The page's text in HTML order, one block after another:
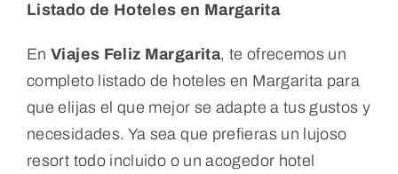
Listado de Hoteles en Margarita
EnViajes Feliz Margarita, te ofrecemos un
completo listado de hoteles en Margarita para
que elijas el que mejor se adapte a tus gustos y
necesidades. Ya sea que prefieras un lujoso
resort todo incluido o un acogedor hotel